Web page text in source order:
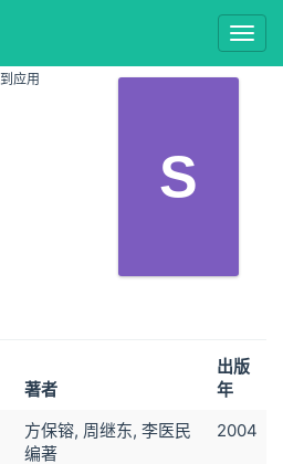
S
应用
著者
出版
年
方保镕, 周继东, 李医民
编著
2004